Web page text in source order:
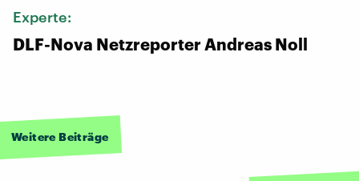
Experte:
DLF-Nova Netzreporter Andreas Noll
Weitere Beiträge